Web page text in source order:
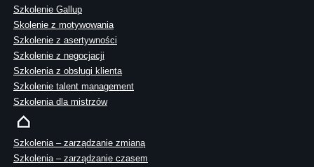
Szkolenie Gallup
Skolenie z motywowania
Szkolenie z asertywności
Szkolenie z negocjacji
Szkolenia z obsługi klienta
Szkolenie talent management
Szkolenia dla mistrzów
Szkolenia – zarządzanie zmianą
Szkolenia – zarządzanie czasem